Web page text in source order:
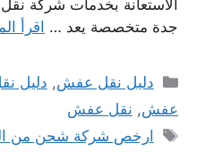
الاستعانة بخدمات شركة
جدة متخصصة يعد … اقرأ
التصنيفات
دليل نقل عفش, دليل
عفش, نقل عفش
الوسوم
ارخص شركة شحن من